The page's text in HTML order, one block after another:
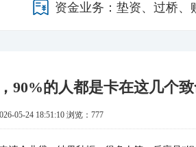
资金业务：垫资、过桥、
90%的人都是卡在这几个致
05-24 18:51:10 浏览：777